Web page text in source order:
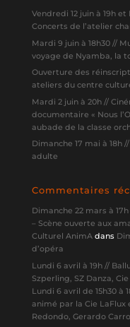
Vendredi 12 juin à 19h
Concerts de l’atelier
Mardi 9 juin à 18h30 //
voyage de Nyamba, la
Ouverture des
ateliers du centre
Mardi 2 juin à 20h //
documentaire « Nous
aubade de la classe
Dimanche 17 mai à 18h
adulte
Commentaires
Dimanche 22 mars à
– Scène ouverte aux
Culturel AnimAdans
d’opéra
Lundi 6 avril à 19h //
Szperling, SZ Danza,
Lundi 6 avril de 15h30 à
animé par la Cie LaFlux
Redondo, Gerardo